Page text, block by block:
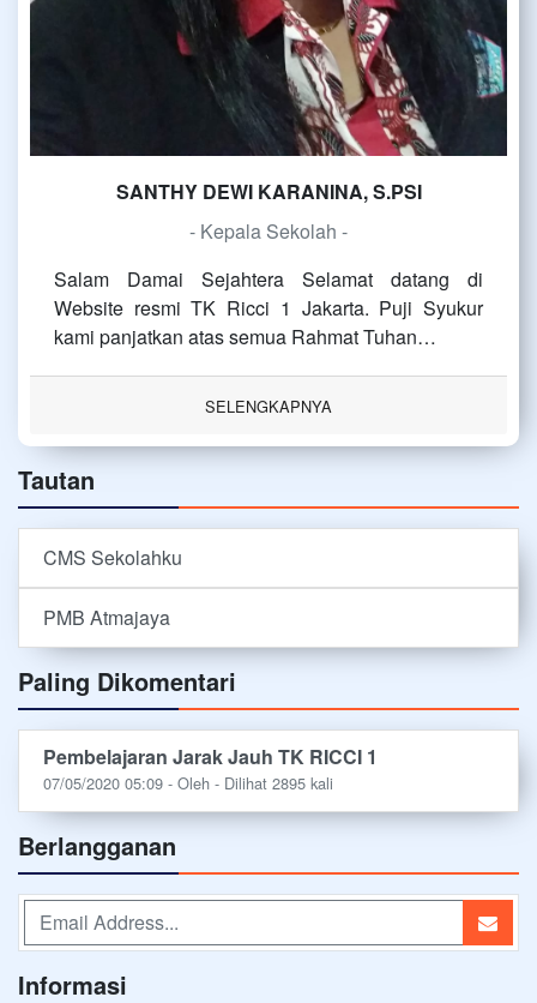
SANTHY DEWI KARANINA, S.PSI
- Kepala Sekolah -
Salam Damai Sejahtera Selamat datang di
Website resmi TK Ricci 1 Jakarta. Puji Syukur
kami panjatkan atas semua Rahmat Tuhan…
SELENGKAPNYA
Tautan
CMS Sekolahku
PMB Atmajaya
Paling Dikomentari
Pembelajaran Jarak Jauh TK RICCI 1
07/05/2020 05:09 - Oleh - Dilihat 2895 kali
Berlangganan
Informasi